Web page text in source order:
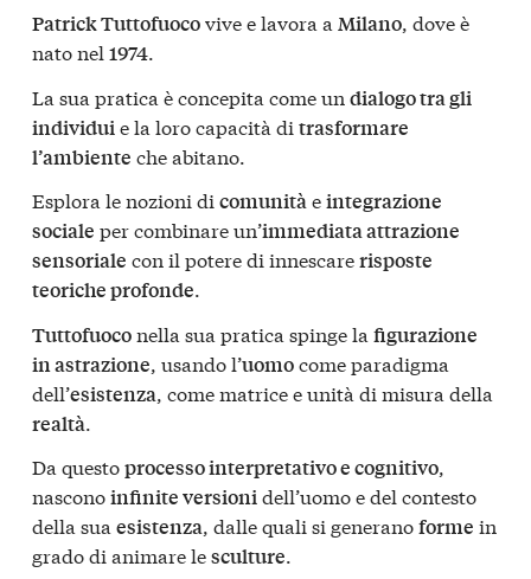
Patrick Tuttofuocovive e lavora a Milano, dove è
nato nel 1974.
La sua pratica è concepita come un dialogo tra gli
individui e la loro capacità di trasformare
l’ambiente che abitano.
Esplora le nozioni di comunitàeintegrazione
sociale per combinare un’immediata attrazione
sensoriale con il potere di innescarerisposte
teoriche profonde.
Tuttofuoconella sua pratica spinge la figurazione
in astrazione, usando l’uomocome paradigma
dell’esistenza, come matrice e unità di misura della
realtà.
Da questoprocesso interpretativo e cognitivo,
nasconoinfinite versionidell’uomo e del contesto
della sua esistenza, dalle quali si generanoforme in
grado di animare lesculture.